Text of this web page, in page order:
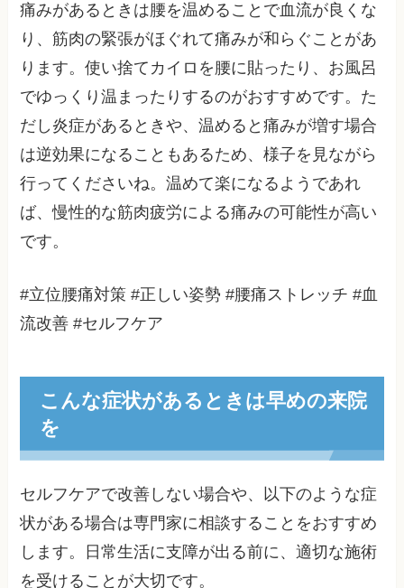
痛みがあるときは腰を温めることで血流が良くな
り、筋肉の緊張がほぐれて痛みが和らぐことがあ
ります。使い捨てカイロを腰に貼ったり、お風呂
でゆっくり温まったりするのがおすすめです。た
だし炎症があるときや、温めると痛みが増す場合
は逆効果になることもあるため、様子を見ながら
行ってくださいね。温めて楽になるようであれ
ば、慢性的な筋肉疲労による痛みの可能性が高い
です。
#立位腰痛対策 #正しい姿勢 #腰痛ストレッチ #血
流改善 #セルフケア
こんな症状があるときは早めの来院
を
セルフケアで改善しない場合や、以下のような症
状がある場合は専門家に相談することをおすすめ
します。日常生活に支障が出る前に、適切な施術
を受けることが大切です。